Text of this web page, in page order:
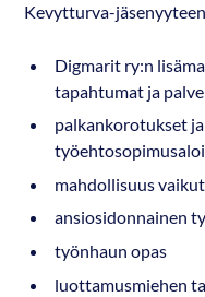
Kevytturva-
Digmarit ry:n
tapahtumat ja
palkankorotukset
mahdollisuus
ansiosidonnainen
työnhaun opas
luottamusmiehen